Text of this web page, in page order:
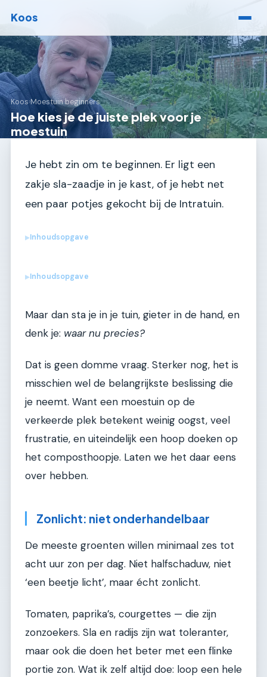
Koos
Koos›Moestuin beginners
Hoe kies je de juiste plek voor je
moestuin
Je hebt zin om te beginnen. Er ligt een
zakje sla-zaadje in je kast, of je hebt net
een paar potjes gekocht bij de Intratuin.
▶Inhoudsopgave
▶Inhoudsopgave
Maar dan sta je in je tuin, gieter in de hand, en
denk je: waar nu precies?
Dat is geen domme vraag. Sterker nog, het is
misschien wel de belangrijkste beslissing die
je neemt. Want een moestuin op de
verkeerde plek betekent weinig oogst, veel
frustratie, en uiteindelijk een hoop doeken op
het composthoopje. Laten we het daar eens
over hebben.
Zonlicht: niet onderhandelbaar
De meeste groenten willen minimaal zes tot
acht uur zon per dag. Niet halfschaduw, niet
‘een beetje licht’, maar écht zonlicht.
Tomaten, paprika’s, courgettes — die zijn
zonzoekers. Sla en radijs zijn wat toleranter,
maar ook die doen het beter met een flinke
portie zon. Wat ik zelf altijd doe: loop een hele